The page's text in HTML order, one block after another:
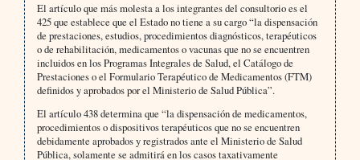
El artículo que más molesta a los integrantes del consultorio es el
425 que establece que el Estado no tiene a su cargo “la dispensación
de prestaciones, estudios, procedimientos diagnósticos, terapéuticos
o de rehabilitación, medicamentos o vacunas que no se encuentren
incluidos en los Programas Integrales de Salud, el Catálogo de
Prestaciones o el Formulario Terapéutico de Medicamentos (FTM)
definidos y aprobados por el Ministerio de Salud Pública”.
El artículo 438 determina que “la dispensación de medicamentos,
procedimientos o dispositivos terapéuticos que no se encuentren
debidamente aprobados y registrados ante el Ministerio de Salud
Pública, solamente se admitirá en los casos taxativamente